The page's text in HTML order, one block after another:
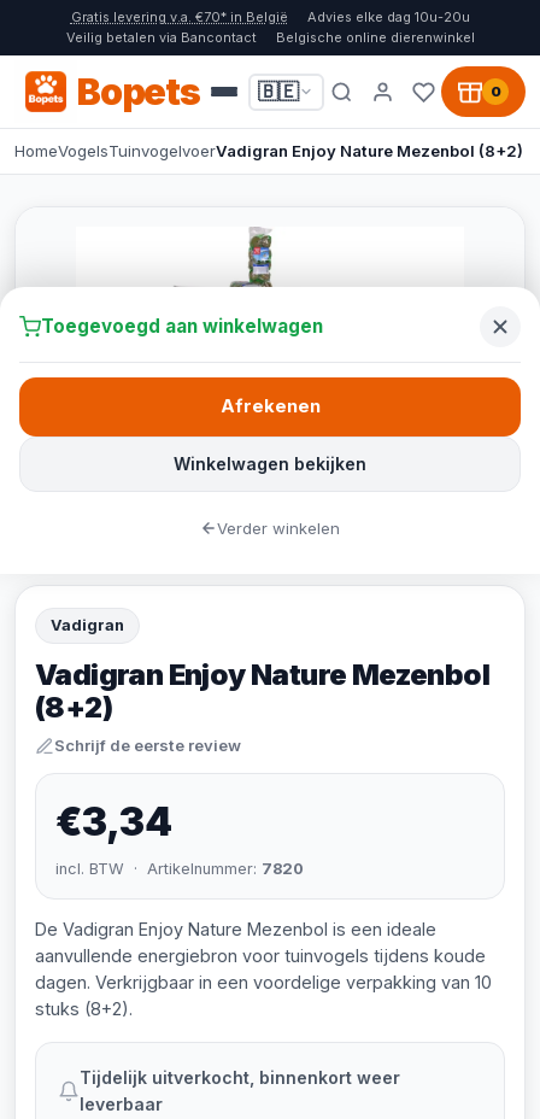
Gratis levering v.a. €70* in België
Advies elke dag 10u-20u
Veilig betalen via Bancontact
Belgische online dierenwinkel
Bopets 🇧🇪 0
HomeVogelsTuinvogelvoerVadigran Enjoy Nature Mezenbol (8+2)
Vadigran
Vadigran Enjoy Nature Mezenbol
(8+2)
Schrijf de eerste review
€3,34
incl. BTW · Artikelnummer: 7820
De Vadigran Enjoy Nature Mezenbol is een ideale
aanvullende energiebron voor tuinvogels tijdens koude
dagen. Verkrijgbaar in een voordelige verpakking van 10
stuks (8+2).
Tijdelijk uitverkocht, binnenkort weer
leverbaar
Toegevoegd aan winkelwagen
Winkelwagen bekijken
Afrekenen
Verder winkelen